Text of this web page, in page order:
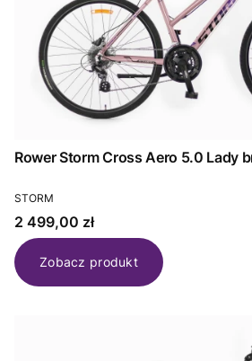
Rower Storm Cross Aero 5.0 Lady
PRODUCENT
STORM
Cena
2 499,00 zł
Zobacz produkt